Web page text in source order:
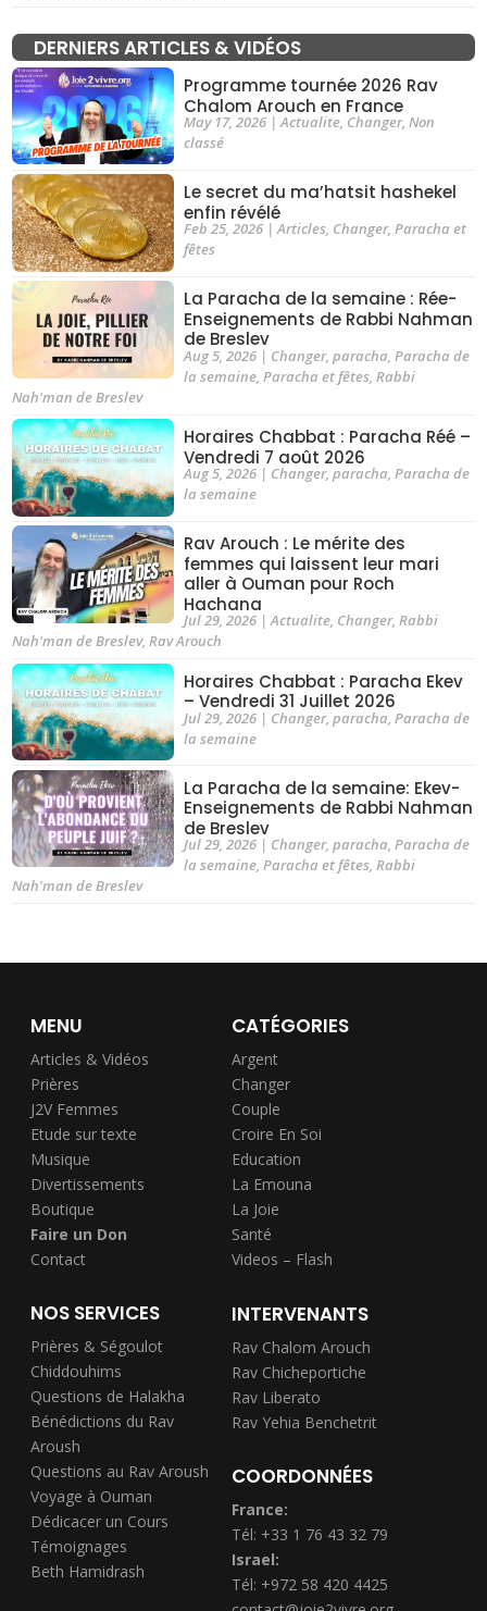
DERNIERS ARTICLES & VIDÉOS
Programme tournée 2026 Rav
Chalom Arouch en France
May 17, 2026|Actualite, Changer, Non
classé
Le secret du ma’hatsit hashekel
enfin révélé
Feb 25, 2026|Articles, Changer, Paracha et
fêtes
La Paracha de la semaine : Rée-
Enseignements de Rabbi Nahman
de Breslev
Aug 5, 2026| Changer, paracha, Paracha de
la semaine, Paracha et fêtes, Rabbi
Nah'man de Breslev
Horaires Chabbat : Paracha Réé –
Vendredi 7 août 2026
Aug 5, 2026| Changer, paracha, Paracha de
la semaine
Rav Arouch : Le mérite des
femmes qui laissent leur mari
aller à Ouman pour Roch
Hachana
Jul 29, 2026|Actualite, Changer, Rabbi
Nah'man de Breslev,Rav Arouch
Horaires Chabbat : Paracha Ekev
– Vendredi 31 Juillet 2026
Jul 29, 2026| Changer, paracha, Paracha de
la semaine
La Paracha de la semaine: Ekev-
Enseignements de Rabbi Nahman
de Breslev
Jul 29, 2026| Changer, paracha, Paracha de
la semaine, Paracha et fêtes, Rabbi
Nah'man de Breslev
MENU
Articles & Vidéos
Prières
J2V Femmes
Etude sur texte
Musique
Divertissements
Boutique
Faire un Don
Contact
CATÉGORIES
Argent
Changer
Couple
Croire En Soi
Education
La Emouna
La Joie
Santé
Videos – Flash
NOS SERVICES
Prières & Ségoulot
Chiddouhims
Questions de Halakha
Bénédictions du Rav
Aroush
Questions au Rav Aroush
Voyage à Ouman
Dédicacer un Cours
Témoignages
Beth Hamidrash
INTERVENANTS
Rav Chalom Arouch
Rav Chicheportiche
Rav Liberato
Rav Yehia Benchetrit
COORDONNÉES
France:
Tél: +33 1 76 43 32 79
Israel:
Tél: +972 58 420 4425